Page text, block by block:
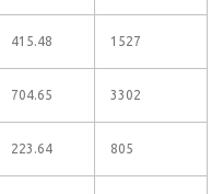
415.48 1527
704.65 3302
223.64 805